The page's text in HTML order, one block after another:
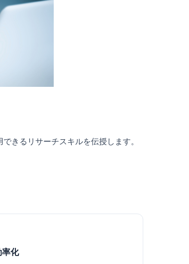
きるリサーチスキルを伝授します。
化